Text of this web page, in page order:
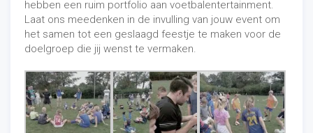
hebben een ruim portfolio aan voetbalentertainment.
Laat ons meedenken in de invulling van jouw event om
het samen tot een geslaagd feestje te maken voor de
doelgroep die jij wenst te vermaken.